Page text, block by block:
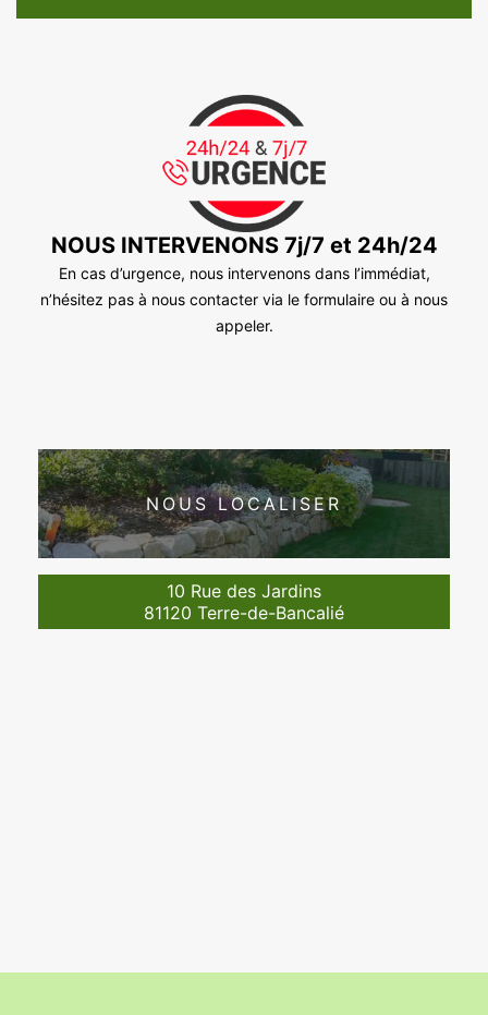
NOUS INTERVENONS 7j/7 et 24h/24
En cas d’urgence, nous intervenons dans l’immédiat,
n’hésitez pas à nous contacter via le formulaire ou à nous
appeler.
NOUS LOCALISER
10 Rue des Jardins
81120 Terre-de-Bancalié